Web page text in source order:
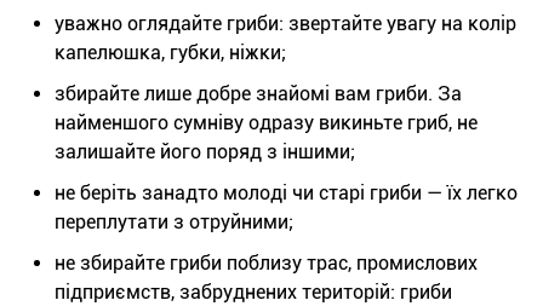
уважно оглядайте гриби: звертайте увагу на колір
капелюшка, губки, ніжки;
збирайте лише добре знайомі вам гриби. За
найменшого сумніву одразу викиньте гриб, не
залишайте його поряд з іншими;
не беріть занадто молоді чи старі гриби — їх легко
переплутати з отруйними;
не збирайте гриби поблизу трас, промислових
підприємств, забруднених територій: гриби